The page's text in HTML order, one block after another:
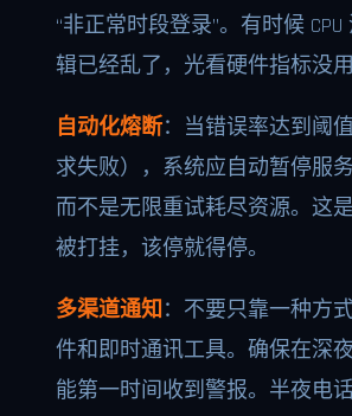
“非正常时段登录”。有时候
辑已经乱了，光看硬件指标没用
自动化熔断：当错误率达到阈
求失败），系统应自动暂停服
而不是无限重试耗尽资源。这
被打挂，该停就得停。
多渠道通知 ：不要只靠一种方
件和即时通讯工具。确保在深
能第一时间收到警报。半夜电